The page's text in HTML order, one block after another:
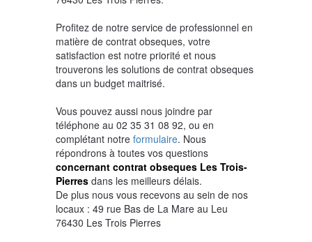
Profitez de notre service de professionnel en
matière de contrat obseques, votre
satisfaction est notre priorité et nous
trouverons les solutions de contrat obseques
dans un budget maitrisé.
Vous pouvez aussi nous joindre par
téléphone au 02 35 31 08 92, ou en
complétant notre formulaire. Nous
répondrons à toutes vos questions
concernant contrat obseques Les Trois-
Pierres dans les meilleurs délais.
De plus nous vous recevons au sein de nos
locaux : 49 rue Bas de La Mare au Leu
76430 Les Trois Pierres